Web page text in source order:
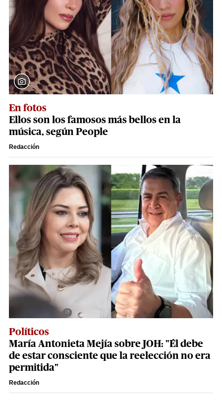
En fotos
Ellos son los famosos más bellos en la
música, según People
Redacción
Políticos
María Antonieta Mejía sobre JOH: "Él debe
de estar consciente que la reelección no era
permitida"
Redacción